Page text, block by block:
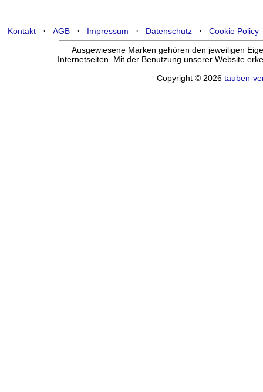
Kontakt· AGB· Impressum · Datenschutz· Cookie Policy
Ausgewiesene Marken gehören den jeweiligen
Internetseiten. Mit der Benutzung unserer Website
Copyright © 2026 tauben-